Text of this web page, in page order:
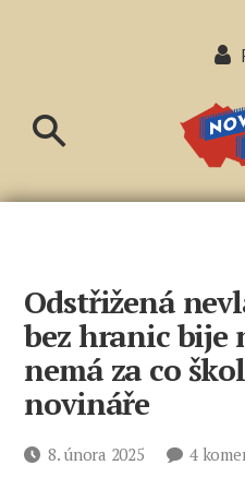
Odstřižená
bez hranic bije
nemá za co
novináře
Datum8. února 2025 4